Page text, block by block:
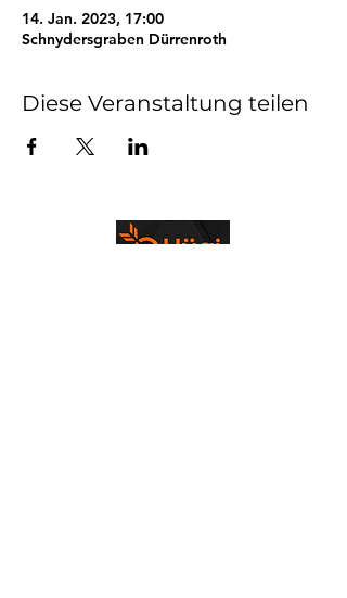
14. Jan. 2023, 17:00
Schnydersgraben Dürrenroth
Diese Veranstaltung teilen